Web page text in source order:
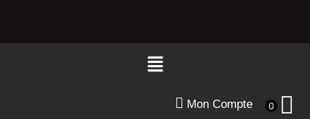
Menu
Mon Compte 0